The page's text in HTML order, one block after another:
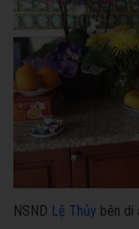
NSND Lệ Thủy bên di